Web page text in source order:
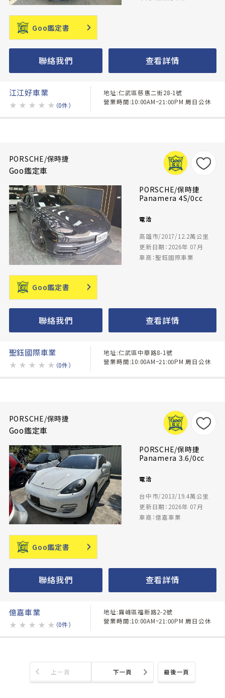
Goo鑑定書
聯絡我們 查看詳情
江江好車業
★ ★ ★ ★ ★ （0件）
地址:仁武區慈惠二街28-1號
營業時間:10:00AM~21:00PM 周日公休
PORSCHE/保時捷
Goo鑑定車
PORSCHE/保時捷
Panamera 4S/0cc
電洽
高雄市/2017/12.2萬公里
更新日期：2026年 07月
車商：聖鈺國際車業
Goo鑑定書
聯絡我們 查看詳情
聖鈺國際車業
★ ★ ★ ★ ★ （0件）
地址:仁武區中華路8-1號
營業時間:10:00AM~21:00PM 周日公休
PORSCHE/保時捷
Goo鑑定車
PORSCHE/保時捷
Panamera 3.6/0cc
電洽
台中市/2013/19.4萬公里
更新日期：2026年 07月
車商：億嘉車業
Goo鑑定書
聯絡我們 查看詳情
億嘉車業
★ ★ ★ ★ ★ （0件）
地址:霧峰區福新路2-2號
營業時間:10:00AM~21:00PM 周日公休
最後一頁
上一頁 下一頁